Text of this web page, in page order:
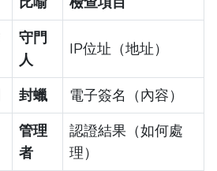
守門
人
IP位址（地址）
封蠟
電子簽名（內容）
管理
者
認證結果（如何處
理）